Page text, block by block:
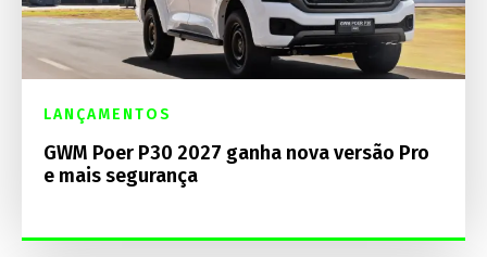
LANÇAMENTOS
GWM Poer P30 2027 ganha nova versão Pro
e mais segurança